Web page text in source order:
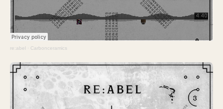
re:abel · Carbonceramics